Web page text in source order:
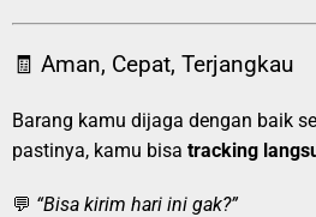
🧾 Aman, Cepat, Terjangkau
Barang kamu dijaga dengan baik
pastinya, kamu bisa tracking
💬 “Bisa kirim hari ini gak?”